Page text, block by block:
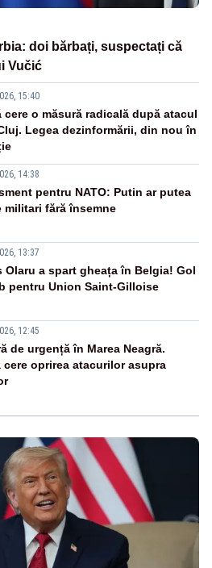
doi bărbați, suspectați că
Vučić
15:40
cere o măsură radicală după atacul
Legea dezinformării, din nou în
14:38
pentru NATO: Putin ar putea
militari fără însemne
13:37
Olaru a spart gheața în Belgia! Gol
pentru Union Saint-Gilloise
12:45
de urgență în Marea Neagră.
cere oprirea atacurilor asupra